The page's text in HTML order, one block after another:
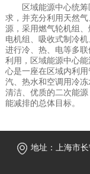
区域能源中心统
求，并充分利用天然
源，采用燃气轮机组
电机组、吸收式制冷
进行冷、热、电等多
利用，区域能源中心
心是一座在区域内利
汽、热水和空调用冷冻
清洁、优质的二次能
能减排的总体目标。
地址：上海市